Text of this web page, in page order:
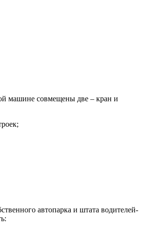
машине совмещены две – кран и
автопарка и штата водителей-